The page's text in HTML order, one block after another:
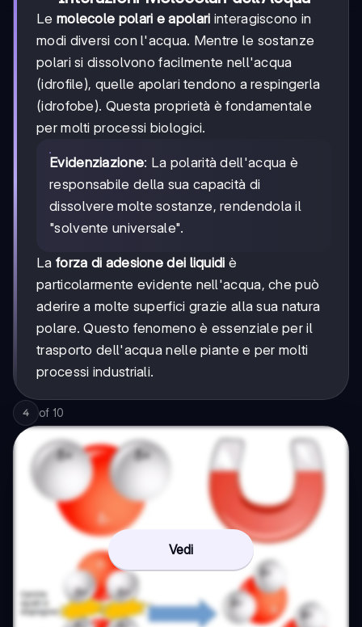
Le molecole polari e apolari interagiscono in
modi diversi con l'acqua. Mentre le sostanze
polari si dissolvono facilmente nell'acqua
(idrofile), quelle apolari tendono a respingerla
(idrofobe). Questa proprietà è fondamentale
per molti processi biologici.
Evidenziazione: La polarità dell'acqua è
responsabile della sua capacità di
dissolvere molte sostanze, rendendola il
"solvente universale".
La forza di adesione dei liquidi è
particolarmente evidente nell'acqua, che può
aderire a molte superfici grazie alla sua natura
polare. Questo fenomeno è essenziale per il
trasporto dell'acqua nelle piante e per molti
processi industriali.
4 of 10
Vedi